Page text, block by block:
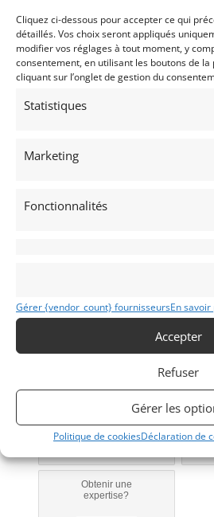
Cliquez ci-dessous pour accepter ce qui
détaillés. Vos choix seront appliqués
modifier vos réglages à tout moment, y
consentement, en utilisant les boutons de la
cliquant sur l’onglet de gestion du
Statistiques
Marketing
Fonctionnalités
Gérer {vendor_count} fournisseursEn
Accepter
Refuser
Gérer les
Politique de cookiesDéclaration de
Continuations /
Porsche
financement ?
Obtenir une
expertise?